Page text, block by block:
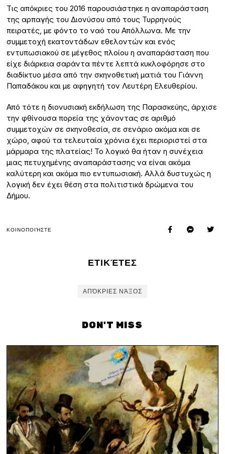
Τις απόκριες του 2016 παρουσιάστηκε η αναπαράσταση
της αρπαγής του Διονύσου από τους Τυρρηνούς
πειρατές, με φόντο το ναό του Απόλλωνα. Με την
συμμετοχή εκατοντάδων εθελοντών και ενός
εντυπωσιακού σε μέγεθος πλοίου η αναπαράσταση που
είχε διάρκεια σαράντα πέντε λεπτά κυκλοφόρησε στο
διαδίκτυο μέσα από την σκηνοθετική ματιά του Γιάννη
Παπαδάκου και με αφηγητή τον Λευτέρη Ελευθερίου.
Από τότε η διονυσιακή εκδήλωση της Παρασκεύης, άρχισε
την φθίνουσα πορεία της χάνοντας σε αριθμό
συμμετοχών σε σκηνοθεσία, σε σενάριο ακόμα και σε
χώρο, αφού τα τελευταία χρόνια έχει περιοριστεί στα
μάρμαρα της πλατείας! Το λογικό θα ήταν η συνέχεια
μιας πετυχημένης αναπαράστασης να είναι ακόμα
καλύτερη και ακόμα πιο εντυπωσιακή. Αλλά δυστυχώς η
λογική δεν έχει θέση στα πολιτιστικά δρώμενα του
Δήμου.
ΚΟΙΝΟΠΟΙΉΣΤΕ
ΕΤΙΚΈΤΕΣ
ΑΠΌΚΡΙΕΣ ΝΆΞΟΣ
DON'T MISS